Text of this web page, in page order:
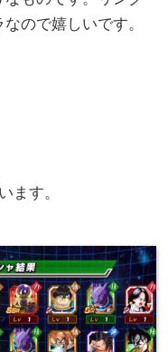
ので嬉しいです。
ます。